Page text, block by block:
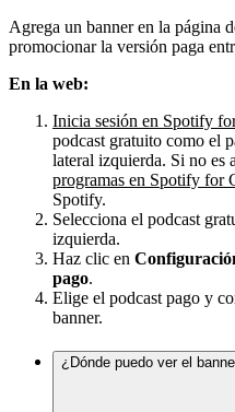
Agrega un banner en la página
promocionar la versión paga
En la web:
Inicia sesión en Spotify
podcast gratuito como el
lateral izquierda. Si no es
programas en Spotify for
Spotify.
Selecciona el podcast
izquierda.
Haz clic en
pago.
Elige el podcast pago y
banner.
¿Dónde puedo ver el